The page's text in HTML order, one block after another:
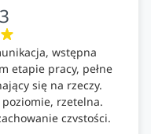
wstępna
etapie pracy, pełne
się na rzeczy.
rzetelna.
czystości.